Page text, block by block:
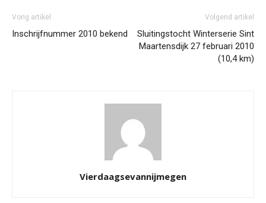
Vorig artikel
Inschrijfnummer 2010 bekend
Volgend artikel
Sluitingstocht Winterserie Sint
Maartensdijk 27 februari 2010
(10,4 km)
Vierdaagsevannijmegen